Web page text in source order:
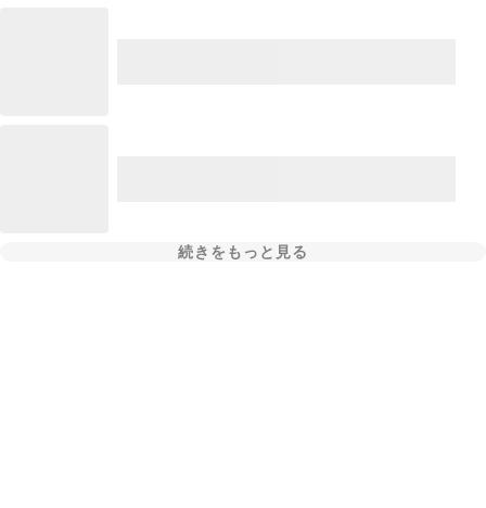
続きをもっと見る